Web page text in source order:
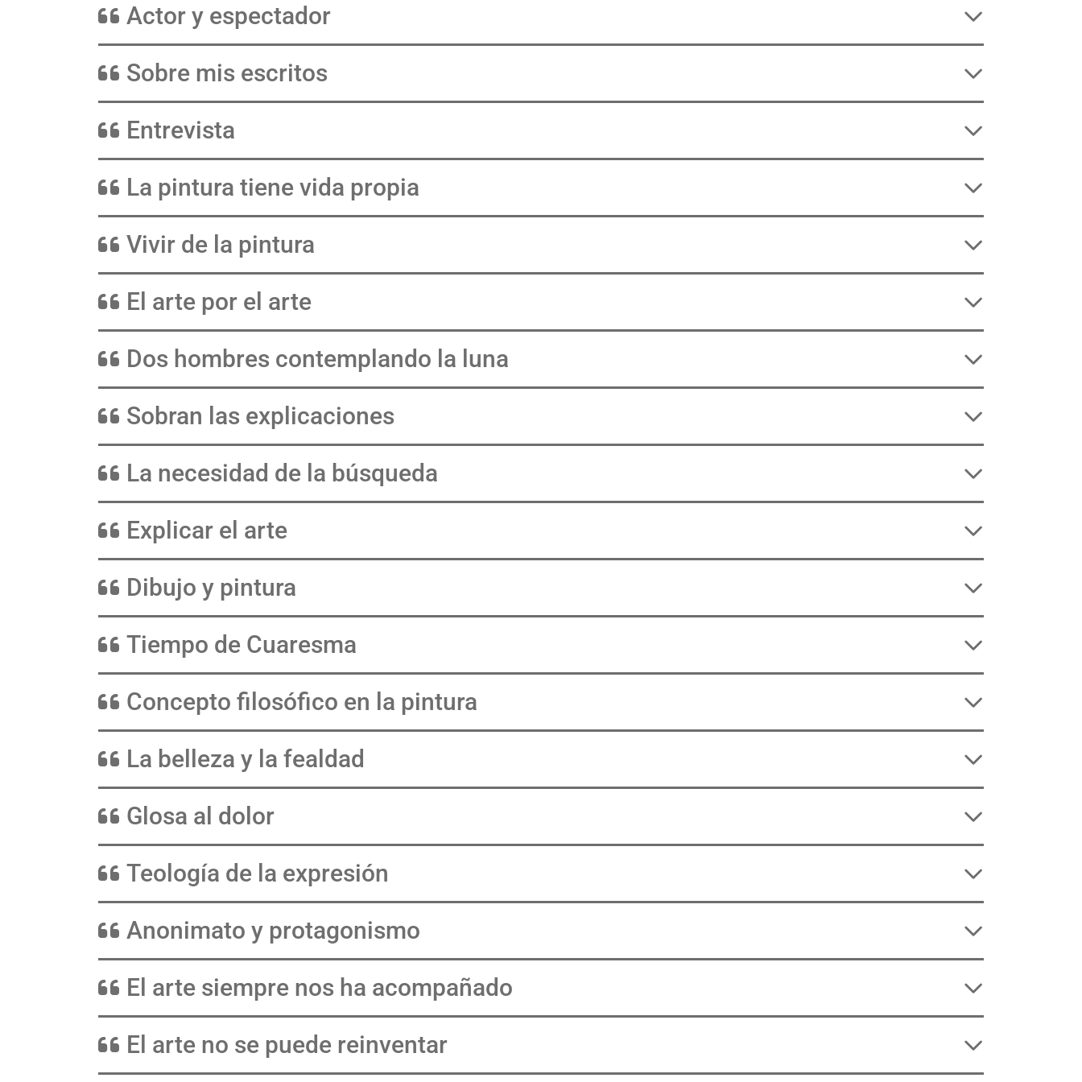
Actor y espectador
Sobre mis escritos
Entrevista
La pintura tiene vida propia
Vivir de la pintura
El arte por el arte
Dos hombres contemplando la luna
Sobran las explicaciones
La necesidad de la búsqueda
Explicar el arte
Dibujo y pintura
Tiempo de Cuaresma
Concepto filosófico en la pintura
La belleza y la fealdad
Glosa al dolor
Teología de la expresión
Anonimato y protagonismo
El arte siempre nos ha acompañado
El arte no se puede reinventar